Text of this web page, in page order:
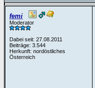
femi
Moderator
Dabei seit: 27.08.2011
Beiträge: 3.544
Herkunft: nordöstliches
Österreich